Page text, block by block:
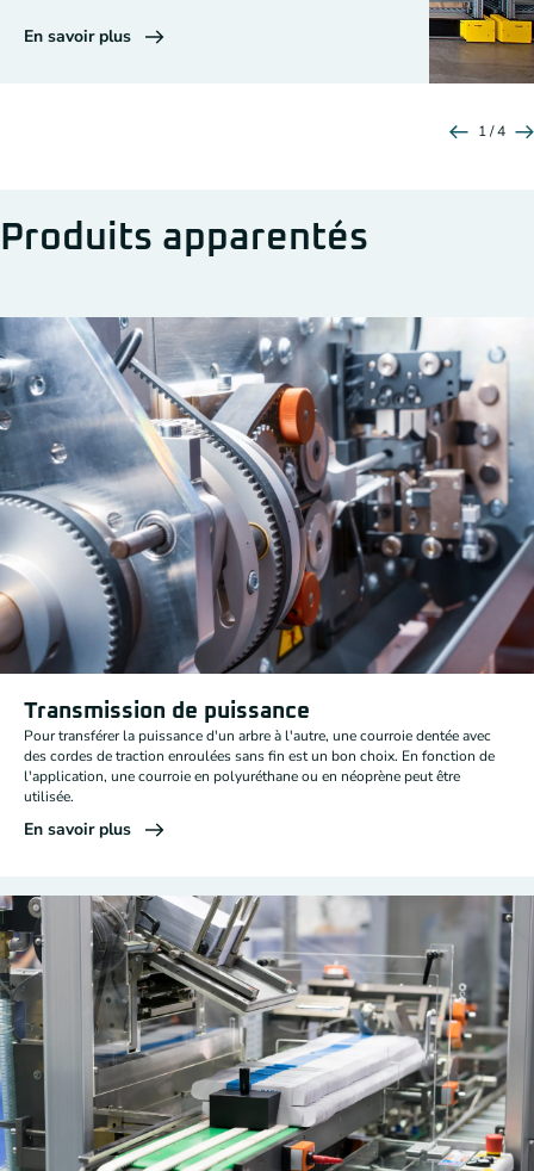
d'équipements DEIF et de composants
En savoir plus
1 / 4
Produits apparentés
Transmission de puissance
Pour transférer la puissance d'un arbre à l'autre, une courroie dentée avec
des cordes de traction enroulées sans fin est un bon choix. En fonction de
l'application, une courroie en polyuréthane ou en néoprène peut être
utilisée.
En savoir plus